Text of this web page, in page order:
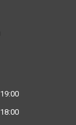
19:00
18:00